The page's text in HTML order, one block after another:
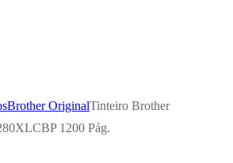
Brother OriginalTinteiro Brother
1200 Pág.